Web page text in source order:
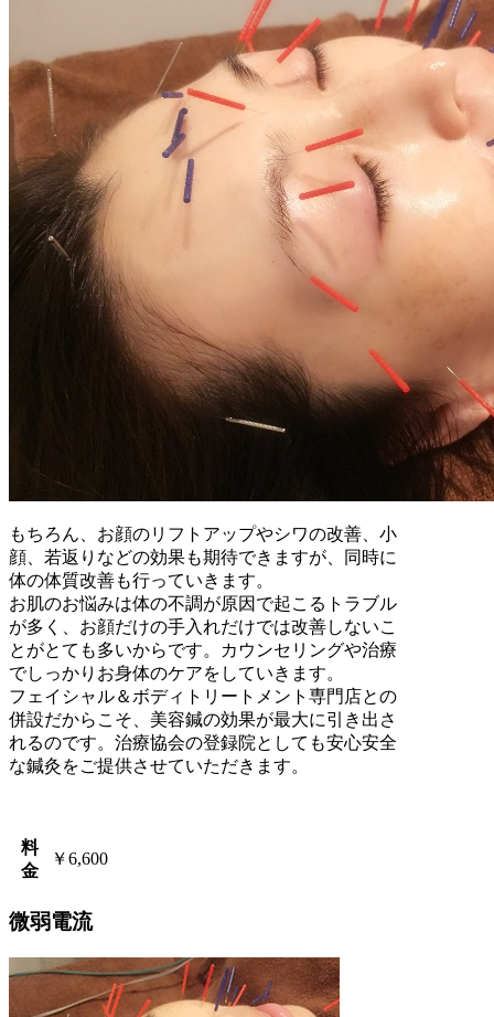
もちろん、お顔のリフトアップやシワの改善、小
顔、若返りなどの効果も期待できますが、同時に
体の体質改善も行っていきます。
お肌のお悩みは体の不調が原因で起こるトラブル
が多く、お顔だけの手入れだけでは改善しないこ
とがとても多いからです。カウンセリングや治療
でしっかりお身体のケアをしていきます。
フェイシャル＆ボディトリートメント専門店との
併設だからこそ、美容鍼の効果が最大に引き出さ
れるのです。治療協会の登録院としても安心安全
な鍼灸をご提供させていただきます。
料
金
￥6,600
微弱電流